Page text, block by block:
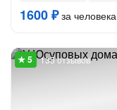
1600 ₽за человека
135 отзывов